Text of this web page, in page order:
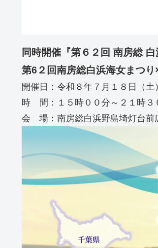
同時開催『第６２回 南房総 白
第6２回南房総白浜海女まつ
開催日：令和８年７月１８日（
時 間：１５時００分～２１時３
会 場：南房総白浜野島埼灯台